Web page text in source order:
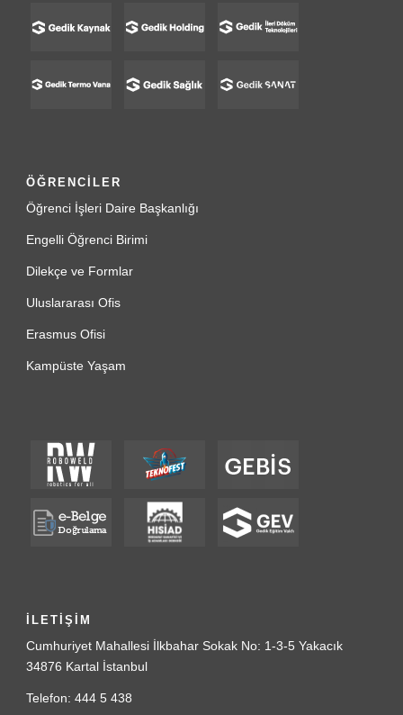
ÖĞRENCİLER
Öğrenci İşleri Daire Başkanlığı
Engelli Öğrenci Birimi
Dilekçe ve Formlar
Uluslararası Ofis
Erasmus Ofisi
Kampüste Yaşam
İLETİŞİM
Cumhuriyet Mahallesi İlkbahar Sokak No: 1-3-5 Yakacık
34876 Kartal İstanbul
Telefon: 444 5 438